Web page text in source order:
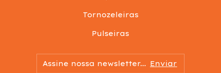
Tornozeleiras
Pulseiras